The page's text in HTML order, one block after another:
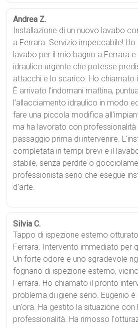
Andrea Z.
Installazione di un nuovo lavabo
a Ferrara. Servizio impeccabile!
lavabo per il mio bagno a Ferrara
idraulico urgente che potesse
attacchi e lo scarico. Ho chiamato
È arrivato l'indomani mattina,
l'allacciamento idraulico in modo
fare una piccola modifica
ma ha lavorato con
passaggio prima di intervenire.
completata in tempi brevi e il
stabile, senza perdite o
professionista serio che esegue
d'arte.
Silvia C.
Tappo di ispezione esterno
Ferrara. Intervento immediato per
Un forte odore e uno sgradevole
fognario di ispezione esterno,
Ferrara. Ho chiamato il pronto
problema di igiene serio. Eugenio
un'ora. Ha gestito la situazione con
professionalità. Ha rimosso